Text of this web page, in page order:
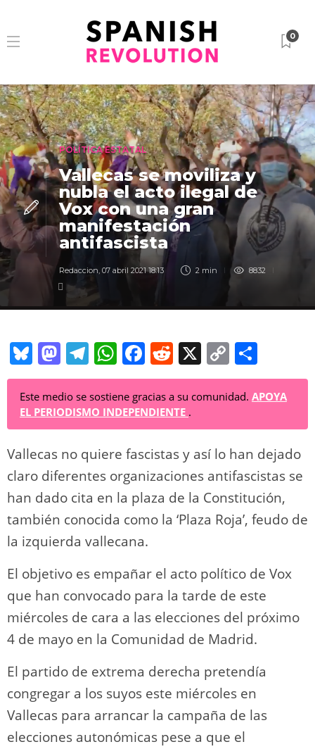
0
POLÍTICA ESTATAL
Vallecas se moviliza y
nubla el acto ilegal de
Vox con una gran
manifestación
antifascista
Redaccion, 07 abril 2021 18:13 2 min 8832
Bl
u
e
sk
y
M
a
st
o
d
o
n
T
el
e
gr
a
m
W
h
at
s
A
p
p
F
a
c
e
b
o
o
k
R
e
d
di
t
X
C
o
p
y
Li
n
k
o
m
p
ar
tir
Este medio se sostiene gracias a su comunidad. APOYA
EL PERIODISMO INDEPENDIENTE .
Vallecas no quiere fascistas y así lo han dejado
claro diferentes organizaciones antifascistas se
han dado cita en la plaza de la Constitución,
también conocida como la ‘Plaza Roja’, feudo de
la izquierda vallecana.
El objetivo es empañar el acto político de Vox
que han convocado para la tarde de este
miércoles de cara a las elecciones del próximo
4 de mayo en la Comunidad de Madrid.
El partido de extrema derecha pretendía
congregar a los suyos este miércoles en
Vallecas para arrancar la campaña de las
elecciones autonómicas pese a que el